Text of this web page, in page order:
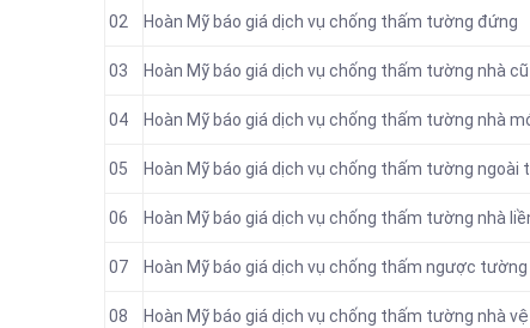
02 Hoàn Mỹ báo giá dịch vụ chống thấm tường đứng
03 Hoàn Mỹ báo giá dịch vụ chống thấm tường nhà cũ
04 Hoàn Mỹ báo giá dịch vụ chống thấm tường nhà
05 Hoàn Mỹ báo giá dịch vụ chống thấm tường ngoài
06 Hoàn Mỹ báo giá dịch vụ chống thấm tường nhà
07 Hoàn Mỹ báo giá dịch vụ chống thấm ngược
08 Hoàn Mỹ báo giá dịch vụ chống thấm tường nhà